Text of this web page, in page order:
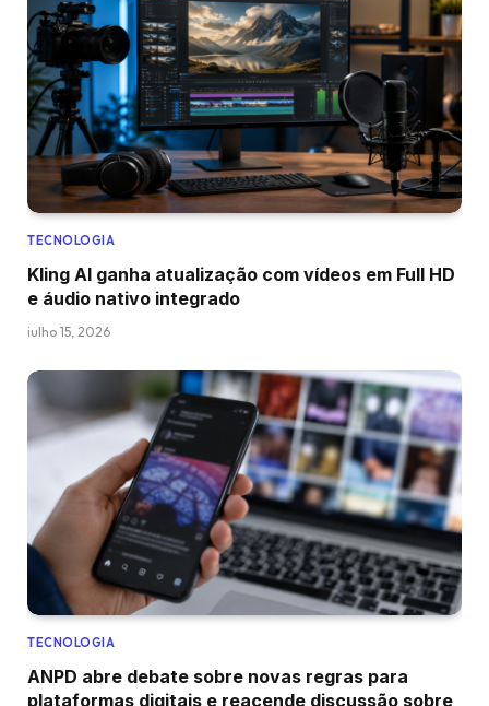
TECNOLOGIA
Kling AI ganha atualização com vídeos em Full HD
e áudio nativo integrado
julho 15, 2026
TECNOLOGIA
ANPD abre debate sobre novas regras para
plataformas digitais e reacende discussão sobre